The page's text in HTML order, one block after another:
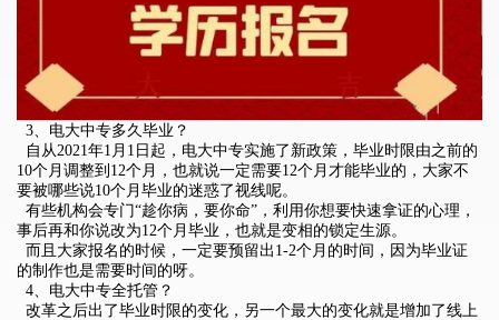
3、电大中专多久毕业？
自从2021年1月1日起，电大中专实施了新政策，毕业时限由之前的
10个月调整到12个月，也就说一定需要12个月才能毕业的，大家不
要被哪些说10个月毕业的迷惑了视线呢。
有些机构会专门“趁你病，要你命”，利用你想要快速拿证的心理，
事后再和你说改为12个月毕业，也就是变相的锁定生源。
而且大家报名的时候，一定要预留出1-2个月的时间，因为毕业证
的制作也是需要时间的呀。
4、电大中专全托管？
改革之后出了毕业时限的变化，另一个最大的变化就是增加了线上